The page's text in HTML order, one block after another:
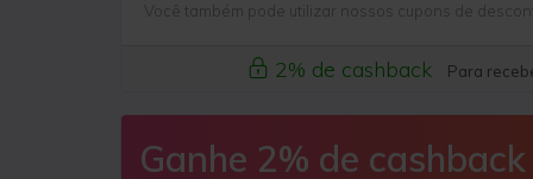
Você também pode utilizar nossos cupons de
2% de cashback Para
Ganhe 2% de cashback